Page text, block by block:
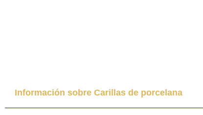
Información sobre Carillas de porcelana